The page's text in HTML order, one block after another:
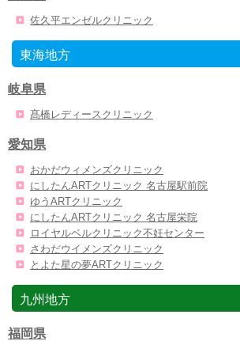
佐久平エンゼルクリニック
東海地方
岐阜県
髙橋レディースクリニック
愛知県
おかだウィメンズクリニック
にしたんARTクリニック 名古屋駅前院
ゆうARTクリニック
にしたんARTクリニック 名古屋栄院
ロイヤルベルクリニック不妊センター
さわだウイメンズクリニック
とよた星の夢ARTクリニック
九州地方
福岡県